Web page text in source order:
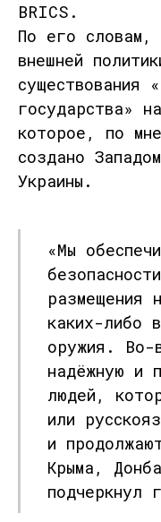
BRICS .
По его словам,
внешней
существования
государства»
которое, по
создано
Украины.
«Мы
размещения
каких-либо
оружия. Во-
надёжную и
людей,
или
и
Крыма,
подчеркнул